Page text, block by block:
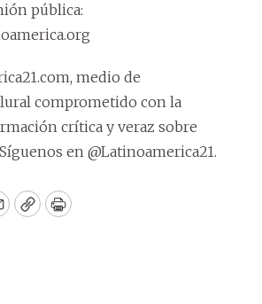
pública:
medio de
comprometido con la
crítica y veraz sobre
en @Latinoamerica21.
CopyPrint